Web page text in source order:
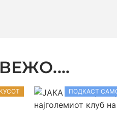
ПОДКАСТ